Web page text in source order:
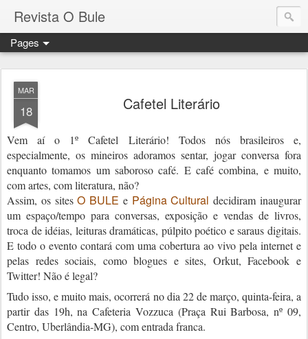
Revista O Bule
Pages
MAR
18 Cafetel Literário
Vem aí o 1º Cafetel Literário! Todos nós brasileiros e,
especialmente, os mineiros adoramos sentar, jogar conversa fora
enquanto tomamos um saboroso café. E café combina, e muito,
com artes, com literatura, não?
Assim, os sitesO BULE e Página Cultural decidiram inaugurar
um espaço/tempo para conversas, exposição e vendas de livros,
troca de idéias, leituras dramáticas, púlpito poético e saraus digitais.
E todo o evento contará com uma cobertura ao vivo pela internet e
pelas redes sociais, como blogues e sites, Orkut, Facebook e
Twitter! Não é legal?
Tudo isso, e muito mais, ocorrerá no dia 22 de março, quinta-feira, a
partir das 19h, na Cafeteria Vozzuca (Praça Rui Barbosa, nº 09,
Centro, Uberlândia-MG), com entrada franca.